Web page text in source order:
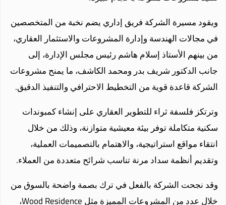
ويقود مسيرة الشركة فريق إداري يضم نخبة من المتخصصين
في مجالات الهندسة وإدارة المشروعات والاستثمار العقاري،
من بينهم الأستاذ إسلام هاشم رئيس مجلس الإدارة، إلى
جانب الدكتور شريف بدر ومحمد الكاشف، ما يمنح مشروعات
الشركة قاعدة قوية من التخطيط الاحترافي والتنفيذ الدقيق.
وترتكز فلسفة ثراء للتطوير العقاري على إنشاء كمبوندات
سكنية متكاملة توفر بيئة معيشية متوازنة، وذلك من خلال
انتقاء مواقع استراتيجية، والاهتمام بالتصميمات العملية،
وتقديم أنظمة سداد مرنة تناسب شرائح متعددة من العملاء.
وقد نجحت الشركة بالفعل في ترك بصمة واضحة بالسوق من
خلال عدد من المشروعات المميزة مثل Wood Residence،